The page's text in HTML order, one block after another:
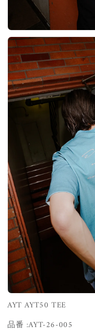
AYT AYT50 TEE
品番 :AYT-26-005